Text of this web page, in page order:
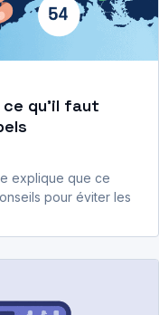
qu’il faut
explique que ce
pour éviter les